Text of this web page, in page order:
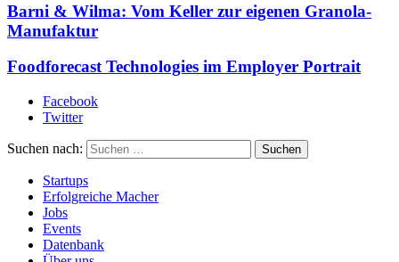
Barni & Wilma: Vom Keller zur eigenen Granola-
Manufaktur
Foodforecast Technologies im Employer Portrait
Facebook
Twitter
Suchen nach:
Startups
Erfolgreiche Macher
Jobs
Events
Datenbank